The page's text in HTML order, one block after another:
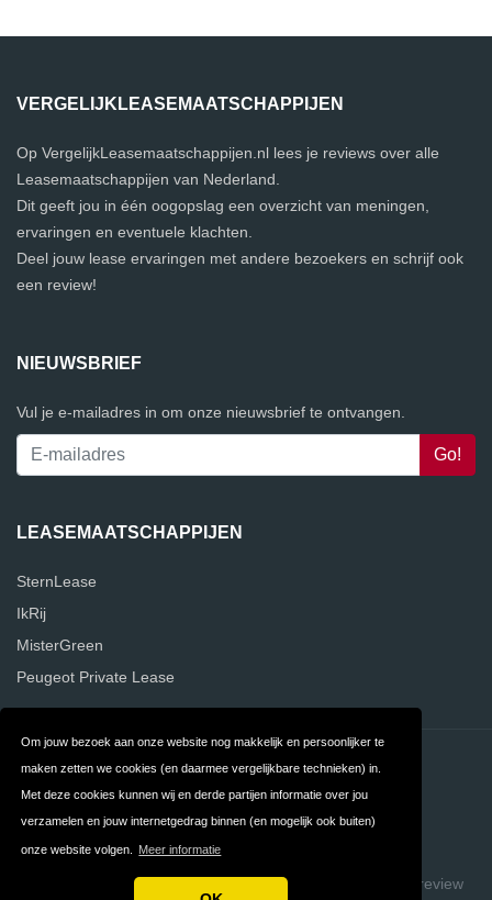
Om jouw bezoek aan onze website nog makkelijk en persoonlijker te
maken zetten we cookies (en daarmee vergelijkbare technieken) in.
Met deze cookies kunnen wij en derde partijen informatie over jou
verzamelen en jouw internetgedrag binnen (en mogelijk ook buiten)
onze website volgen. Meer informatie
VERGELIJKLEASEMAATSCHAPPIJEN
Op VergelijkLeasemaatschappijen.nl lees je reviews over alle
Leasemaatschappijen van Nederland.
Dit geeft jou in één oogopslag een overzicht van meningen,
ervaringen en eventuele klachten.
Deel jouw lease ervaringen met andere bezoekers en schrijf ook
een review!
NIEUWSBRIEF
Vul je e-mailadres in om onze nieuwsbrief te ontvangen.
LEASEMAATSCHAPPIJEN
SternLease
IkRij
MisterGreen
Peugeot Private Lease
Contact Privacy
Algemene FAQ
Copyright © 2026 VergelijkLeasemaatschappijen Build review